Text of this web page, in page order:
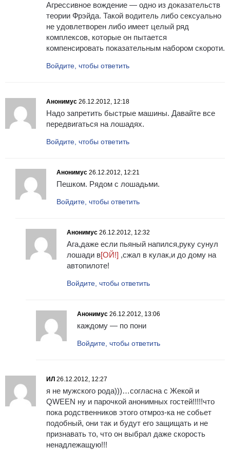
Агрессивное вождение — одно из доказательств
теории Фрэйда. Такой водитель либо сексуально
не удовлетворен либо имеет целый ряд
комплексов, которые он пытается
компенсировать показательным набором скороти.
Войдите, чтобы ответить
Анонимус 26.12.2012, 12:18
Надо запретить быстрые машины. Давайте все
передвигаться на лошадях.
Войдите, чтобы ответить
Анонимус 26.12.2012, 12:21
Пешком. Рядом с лошадьми.
Войдите, чтобы ответить
Анонимус 26.12.2012, 12:32
Ага,даже если пьяный напился,руку сунул
лошади в[ОЙ!] ,сжал в кулак,и до дому на
автопилоте!
Войдите, чтобы ответить
Анонимус 26.12.2012, 13:06
каждому — по пони
Войдите, чтобы ответить
ИЛ 26.12.2012, 12:27
я не мужского рода)))…согласна с Жекой и
QWEEN ну и парочкой анонимных гостей!!!!!что
пока родственников этого отмроз-ка не собьет
подобный, они так и будут его защищать и не
признавать то, что он выбрал даже скорость
ненадлежащую!!!